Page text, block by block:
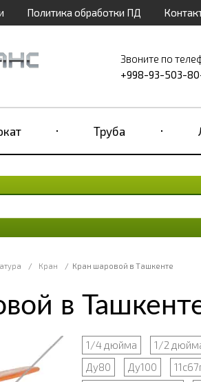
Политика обработки ПД
Звоните по
+998-93-503-
Труба
/ Кран / Кран шаровой в Ташкенте
в
1/4 дюйма 1/2
Ду80
Ду100